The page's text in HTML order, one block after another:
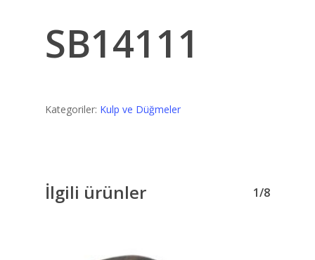
SB14111
Kategoriler: Kulp ve Düğmeler
İlgili ürünler 1/8